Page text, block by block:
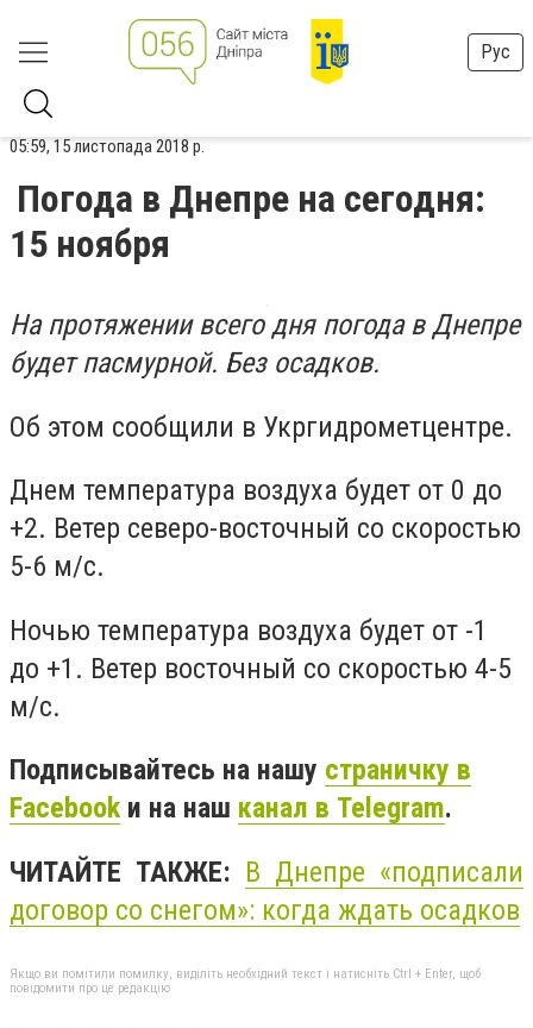
Рус
05:59, 15 листопада 2018 р.
Погода в Днепре на сегодня:
15 ноября
На протяжении всего дня погода в Днепре
будет пасмурной. Без осадков.
Об этом сообщили в Укргидрометцентре.
Днем температура воздуха будет от 0 до
+2. Ветер северо-восточный со скоростью
5-6 м/с.
Ночью температура воздуха будет от -1
до +1. Ветер восточный со скоростью 4-5
м/с.
Подписывайтесь на нашу страничку в
Facebook и на наш канал в Telegram.
ЧИТАЙТЕ ТАКЖЕ: В Днепре «подписали
договор со снегом»: когда ждать осадков
Якщо ви помітили помилку, виділіть необхідний текст і натисніть Ctrl + Enter, щоб
повідомити про це редакцію